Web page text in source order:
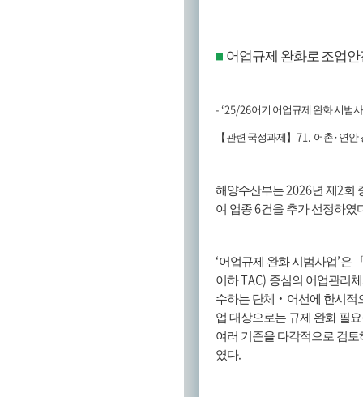
■ 어업규제 완화로 조업안
- ‘25/26어기 어업규제 완화 시범
【 관련 국정과제 】 71. 어촌· 연안
해양수산부는2026년 제 2회
여 업종6건을 추가 선정하였
‘어업규제 완화 시범사업’은
이하TAC) 중심의 어업관리
수하는 단체 ‧ 어선에 한시적
업 대상으로는 규제 완화 필
여러 기준을 다각적으로 검
였다.